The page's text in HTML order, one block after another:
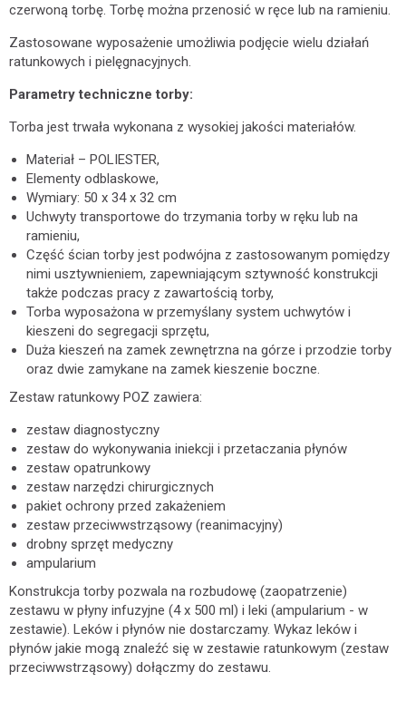
czerwoną torbę. Torbę można przenosić w ręce lub na ramieniu.
Zastosowane wyposażenie umożliwia podjęcie wielu działań
ratunkowych i pielęgnacyjnych.
Parametry techniczne torby:
Torba jest trwała wykonana z wysokiej jakości materiałów.
Materiał – POLIESTER,
Elementy odblaskowe,
Wymiary: 50 x 34 x 32 cm
Uchwyty transportowe do trzymania torby w ręku lub na
ramieniu,
Część ścian torby jest podwójna z zastosowanym pomiędzy
nimi usztywnieniem, zapewniającym sztywność konstrukcji
także podczas pracy z zawartością torby,
Torba wyposażona w przemyślany system uchwytów i
kieszeni do segregacji sprzętu,
Duża kieszeń na zamek zewnętrzna na górze i przodzie torby
oraz dwie zamykane na zamek kieszenie boczne.
Zestaw ratunkowy POZ zawiera:
zestaw diagnostyczny
zestaw do wykonywania iniekcji i przetaczania płynów
zestaw opatrunkowy
zestaw narzędzi chirurgicznych
pakiet ochrony przed zakażeniem
zestaw przeciwwstrząsowy (reanimacyjny)
drobny sprzęt medyczny
ampularium
Konstrukcja torby pozwala na rozbudowę (zaopatrzenie)
zestawu w płyny infuzyjne (4 x 500 ml) i leki (ampularium - w
zestawie). Leków i płynów nie dostarczamy. Wykaz leków i
płynów jakie mogą znaleźć się w zestawie ratunkowym (zestaw
przeciwwstrząsowy) dołączmy do zestawu.